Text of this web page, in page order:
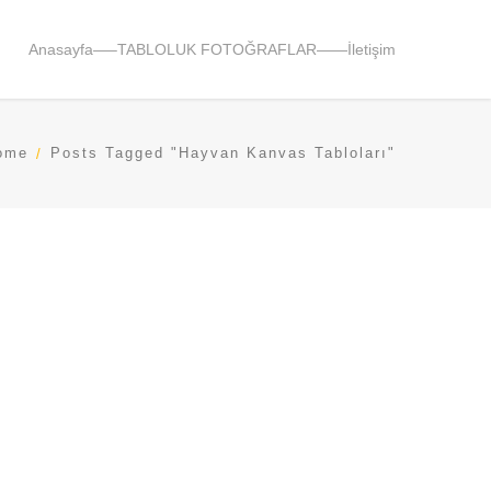
Anasayfa—–TABLOLUK FOTOĞRAFLAR——İletişim
Posts Tagged "Hayvan Kanvas Tabloları"